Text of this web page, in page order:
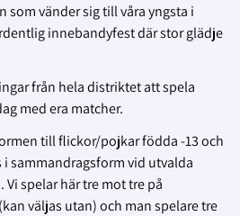
som vänder sig till våra yngsta i
innebandyfest där stor glädje
från hela distriktet att spela
med era matcher.
till flickor/pojkar födda -13 och
sammandragsform vid utvalda
spelar här tre mot tre på
väljas utan) och man spelare tre